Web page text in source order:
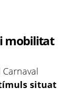
mobilitat
situat